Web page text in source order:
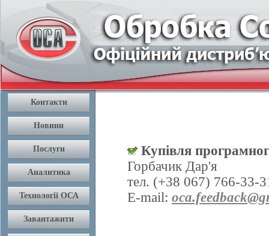
Купівля
Горбачик Дар'я
тел. (+38 067) 766-33-
E-mail: